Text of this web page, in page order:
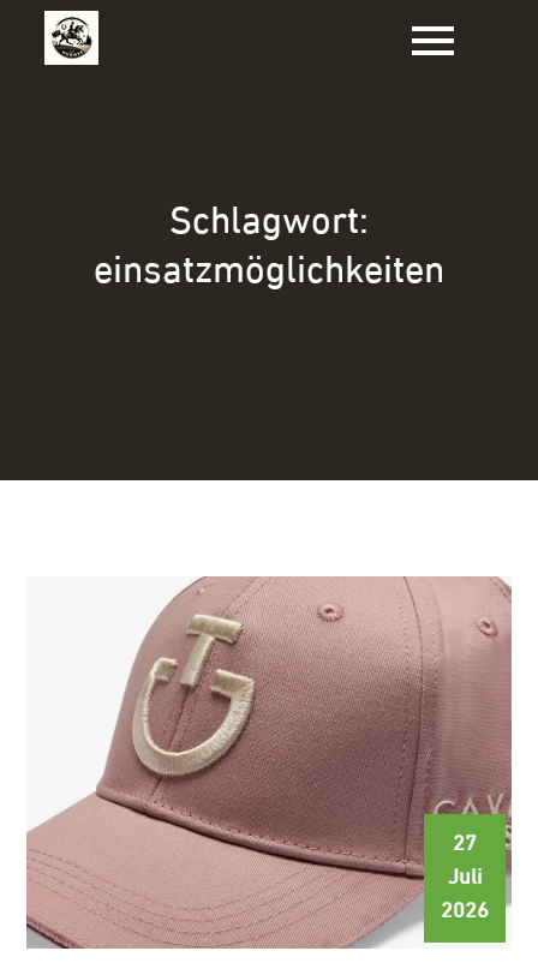
Schlagwort:
einsatzmöglichkeiten
27
Juli
2026